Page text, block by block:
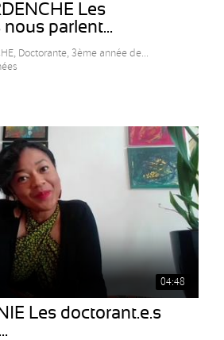
Les
parlent...
Doctorante, 3ème année de...
04:48
Les doctorant.e.s